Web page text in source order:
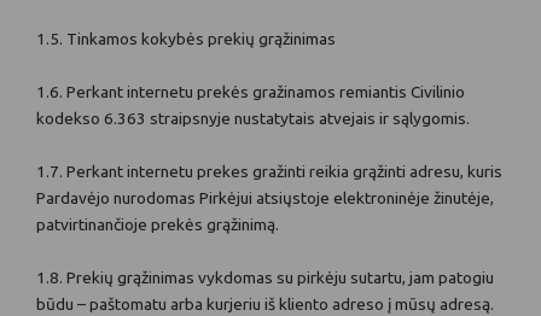
1.5. Tinkamos kokybės prekių grąžinimas
1.6. Perkant internetu prekės gražinamos remiantis Civilinio
kodekso 6.363 straipsnyje nustatytais atvejais ir sąlygomis.
1.7. Perkant internetu prekes gražinti reikia grąžinti adresu, kuris
Pardavėjo nurodomas Pirkėjui atsiųstoje elektroninėje žinutėje,
patvirtinančioje prekės grąžinimą.
1.8. Prekių grąžinimas vykdomas su pirkėju sutartu, jam patogiu
būdu – paštomatu arba kurjeriu iš kliento adreso į mūsų adresą.